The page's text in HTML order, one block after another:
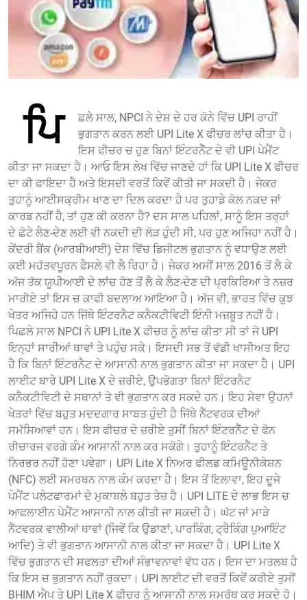
ਪਿ
ਛਲੇ ਸਾਲ, NPCI ਨੇ ਦੇਸ਼ ਦੇ ਹਰ ਕੋਨੇ ਵਿੱਚ UPI ਰਾਹੀਂ
ਭੁਗਤਾਨ ਕਰਨ ਲਈ UPI Lite X ਫੀਚਰ ਲਾਂਚ ਕੀਤਾ ਹੈ।
ਇਸ ਫੀਚਰ ਚ ਹੁਣ ਬਿਨਾਂ ਇੰਟਰਨੈੱਟ ਦੇ ਵੀ UPI ਪੇਮੈਂਟ
ਕੀਤਾ ਜਾ ਸਕਦਾ ਹੈ। ਆਓ ਇਸ ਲੇਖ ਵਿੱਚ ਜਾਣਦੇ ਹਾਂ ਕਿ UPI Lite X ਫੀਚਰ
ਦਾ ਕੀ ਫਾਇਦਾ ਹੈ ਅਤੇ ਇਸਦੀ ਵਰਤੋਂ ਕਿਵੇਂ ਕੀਤੀ ਜਾ ਸਕਦੀ ਹੈ। ਜੇਕਰ
ਤੁਹਾਨੂੰ ਆਈਸਕ੍ਰੀਮ ਖਾਣ ਦਾ ਦਿਲ ਕਰਦਾ ਹੈ ਪਰ ਤੁਹਾਡੇ ਕੋਲ ਨਕਦ ਜਾਂ
ਕਾਰਡ ਨਹੀਂ ਹੈ, ਤਾਂ ਹੁਣ ਕੀ ਕਰਨਾ ਹੈ? ਦਸ ਸਾਲ ਪਹਿਲਾਂ, ਸਾਨੂੰ ਇਸ ਤਰ੍ਹਾਂ
ਦੇ ਛੋਟੇ ਲੈਣ-ਦੇਣ ਲਈ ਵੀ ਨਕਦੀ ਦੀ ਲੋੜ ਹੁੰਦੀ ਸੀ, ਪਰ ਹੁਣ ਅਜਿਹਾ ਨਹੀਂ ਹੈ।
ਕੇਂਦਰੀ ਬੈਂਕ (ਆਰਬੀਆਈ) ਦੇਸ਼ ਵਿੱਚ ਡਿਜੀਟਲ ਭੁਗਤਾਨ ਨੂੰ ਵਧਾਉਣ ਲਈ
ਕਈ ਮਹੱਤਵਪੂਰਨ ਫੈਸਲੇ ਵੀ ਲੈ ਰਿਹਾ ਹੈ। ਜੇਕਰ ਅਸੀਂ ਸਾਲ 2016 ਤੋਂ ਲੈ ਕੇ
ਅੱਜ ਤੱਕ ਯੂਪੀਆਈ ਦੇ ਲਾਂਚ ਹੋਣ ਤੋਂ ਲੈ ਕੇ ਲੈਣ-ਦੇਣ ਦੀ ਪ੍ਰਕਿਰਿਆ ਤੇ ਨਜ਼ਰ
ਮਾਰੀਏ ਤਾਂ ਇਸ ਚ ਕਾਫੀ ਬਦਲਾਅ ਆਇਆ ਹੈ। ਅੱਜ ਵੀ, ਭਾਰਤ ਵਿੱਚ ਕੁਝ
ਖੇਤਰ ਅਜਿਹੇ ਹਨ ਜਿੱਥੇ ਇੰਟਰਨੈਟ ਕਨੈਕਟੀਵਿਟੀ ਇੰਨੀ ਮਜ਼ਬੂਤ ​​ਨਹੀਂ ਹੈ।
ਪਿਛਲੇ ਸਾਲ NPCI ਨੇ UPI Lite X ਫੀਚਰ ਨੂੰ ਲਾਂਚ ਕੀਤਾ ਸੀ ਤਾਂ ਜੋ UPI
ਇਨ੍ਹਾਂ ਸਾਰੀਆਂ ਥਾਵਾਂ ਤੇ ਪਹੁੰਚ ਸਕੇ। ਇਸਦੀ ਸਭ ਤੋਂ ਵੱਡੀ ਖਾਸੀਅਤ ਇਹ
ਹੈ ਕਿ ਬਿਨਾਂ ਇੰਟਰਨੈਟ ਦੇ ਆਸਾਨੀ ਨਾਲ ਭੁਗਤਾਨ ਕੀਤਾ ਜਾ ਸਕਦਾ ਹੈ। UPI
ਲਾਈਟ ਬਾਰੇ UPI Lite X ਦੇ ਜ਼ਰੀਏ, ਉਪਭੋਗਤਾ ਬਿਨਾਂ ਇੰਟਰਨੈਟ
ਕਨੈਕਟੀਵਿਟੀ ਦੇ ਸਥਾਨਾਂ ਤੇ ਵੀ ਭੁਗਤਾਨ ਕਰ ਸਕਦੇ ਹਨ। ਇਹ ਸੇਵਾ ਉਹਨਾਂ
ਖੇਤਰਾਂ ਵਿੱਚ ਬਹੁਤ ਮਦਦਗਾਰ ਸਾਬਤ ਹੁੰਦੀ ਹੈ ਜਿੱਥੇ ਨੈੱਟਵਰਕ ਦੀਆਂ
ਸਮੱਸਿਆਵਾਂ ਹਨ। ਇਸ ਫੀਚਰ ਦੇ ਜ਼ਰੀਏ ਤੁਸੀਂ ਬਿਨਾਂ ਇੰਟਰਨੈੱਟ ਦੇ ਫੋਨ
ਰੀਚਾਰਜ ਵਰਗੇ ਕੰਮ ਆਸਾਨੀ ਨਾਲ ਕਰ ਸਕੋਗੇ। ਤੁਹਾਨੂੰ ਇੰਟਰਨੈੱਟ ਤੇ
ਨਿਰਭਰ ਨਹੀਂ ਹੋਣਾ ਪਵੇਗਾ। UPI Lite X ਨਿਅਰ ਫੀਲਡ ਕਮਿਊਨੀਕੇਸ਼ਨ
(NFC) ਲਈ ਸਮਰਥਨ ਨਾਲ ਕੰਮ ਕਰਦਾ ਹੈ। ਇਸ ਤੋਂ ਇਲਾਵਾ, ਇਹ ਦੂਜੇ
ਪੇਮੈਂਟ ਪਲੇਟਫਾਰਮਾਂ ਦੇ ਮੁਕਾਬਲੇ ਬਹੁਤ ਤੇਜ਼ ਹੈ। UPI LITE ਦੇ ਲਾਭ ਇਸ ਚ
ਆਫਲਾਈਨ ਪੇਮੈਂਟ ਆਸਾਨੀ ਨਾਲ ਕੀਤੀ ਜਾ ਸਕਦੀ ਹੈ। ਘੱਟ ਜਾਂ ਮਾੜੇ
ਨੈੱਟਵਰਕ ਵਾਲੀਆਂ ਥਾਵਾਂ (ਜਿਵੇਂ ਕਿ ਉਡਾਣਾਂ, ਪਾਰਕਿੰਗ, ਟ੍ਰੈਕਿੰਗ ਪੁਆਇੰਟ
ਆਦਿ) ਤੇ ਵੀ ਭੁਗਤਾਨ ਆਸਾਨੀ ਨਾਲ ਕੀਤਾ ਜਾ ਸਕਦਾ ਹੈ। UPI Lite X
ਵਿੱਚ ਭੁਗਤਾਨ ਦੀ ਸਫਲਤਾ ਦੀਆਂ ਸੰਭਾਵਨਾਵਾਂ ਵੱਧ ਹਨ। ਇਸ ਦਾ ਮਤਲਬ ਹੈ
ਕਿ ਇਸ ਚ ਭੁਗਤਾਨ ਨਹੀਂ ਰੁਕਦਾ। UPI ਲਾਈਟ ਦੀ ਵਰਤੋਂ ਕਿਵੇਂ ਕਰੀਏ ਤੁਸੀਂ
BHIM ਐਪ ਤੇ UPI Lite X ਫੀਚਰ ਨੂੰ ਆਸਾਨੀ ਨਾਲ ਸਮਰੱਥ ਕਰ ਸਕਦੇ ਹੋ।